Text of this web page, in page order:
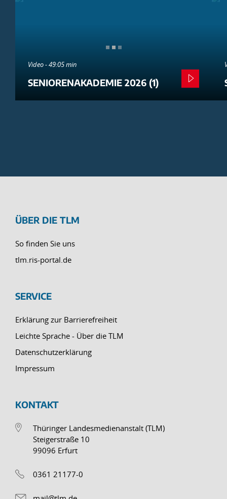
Video - 49:05 min
SENIORENAKADEMIE 2026 (1)
ÜBER DIE TLM
So finden Sie uns
tlm.ris-portal.de
SERVICE
Erklärung zur Barrierefreiheit
Leichte Sprache - Über die TLM
Datenschutzerklärung
Impressum
KONTAKT
Thüringer Landesmedienanstalt (TLM)
Steigerstraße 10
99096 Erfurt
0361 21177-0